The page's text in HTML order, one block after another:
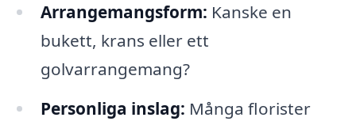
Arrangemangsform: Kanske en
bukett, krans eller ett
golvarrangemang?
Personliga inslag: Många florister